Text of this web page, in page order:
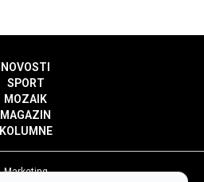
NOVOSTI
SPORT
MOZAIK
MAGAZIN
KOLUMNE
Marketing